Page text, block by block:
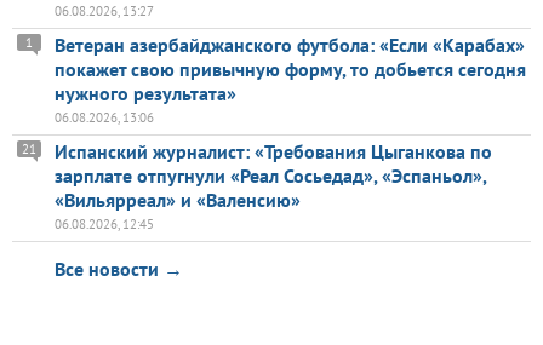
06.08.2026, 13:27
Ветеран азербайджанского футбола: «Если «Карабах»
покажет свою привычную форму, то добьется сегодня
нужного результата»
1
06.08.2026, 13:06
Испанский журналист: «Требования Цыганкова по
зарплате отпугнули «Реал Сосьедад», «Эспаньол»,
«Вильярреал» и «Валенсию»
21
06.08.2026, 12:45
Все новости →